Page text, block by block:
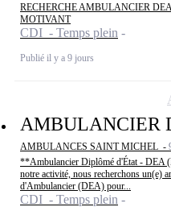
RECHERCHE AMBULANCIER
MOTIVANT
CDI - Temps plein
Publié il y a 9 jours
AMBULANCIER
AMBULANCES SAINT MICHEL -
**Ambulancier Diplômé d'État - DEA
notre activité, nous recherchons un(e)
d'Ambulancier (DEA) pour...
CDI - Temps plein